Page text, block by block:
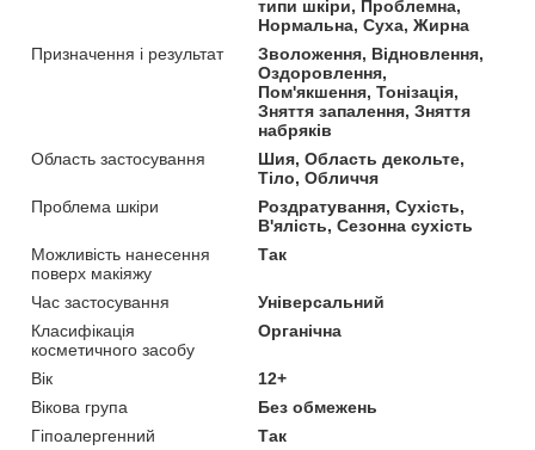
типи шкіри, Проблемна,
Нормальна, Суха, Жирна
Призначення і результат
Зволоження, Відновлення,
Оздоровлення,
Пом'якшення, Тонізація,
Зняття запалення, Зняття
набряків
Область застосування
Шия, Область декольте,
Тіло, Обличчя
Проблема шкіри
Роздратування, Сухість,
В'ялість, Сезонна сухість
Можливість нанесення
поверх макіяжу
Так
Час застосування
Універсальний
Класифікація
косметичного засобу
Органічна
Вік
12+
Вікова група
Без обмежень
Гіпоалергенний
Так